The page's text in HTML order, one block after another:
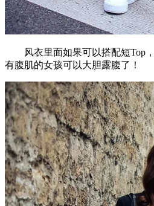
风衣里面如果可以搭配短Top，
有腹肌的女孩可以大胆露腹了！